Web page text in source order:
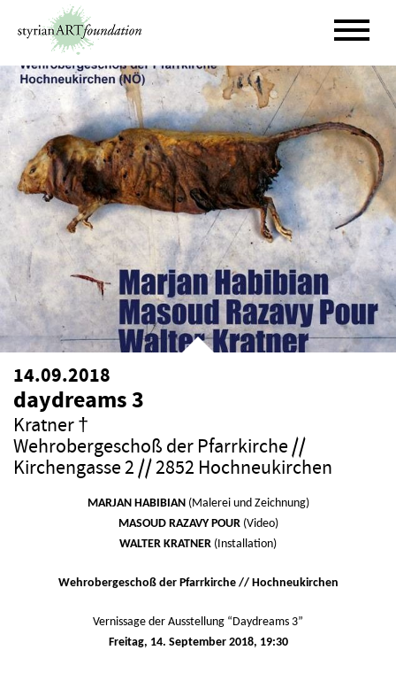
14.09.2018
daydreams 3
Kratner †
Wehrobergeschoß der Pfarrkirche //
Kirchengasse 2 // 2852 Hochneukirchen
MARJAN HABIBIAN(Malerei und Zeichnung)
MASOUD RAZAVY POUR (Video)
WALTER KRATNER (Installation)
Wehrobergeschoß der Pfarrkirche // Hochneukirchen
Vernissage der Ausstellung “Daydreams 3”
Freitag, 14. September 2018, 19:30